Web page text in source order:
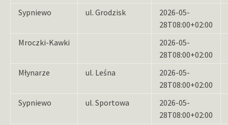
Sypniewo
ul. Grodzisk
2026-05-
28T08:00+02:00
Mroczki-Kawki
2026-05-
28T08:00+02:00
Młynarze
ul. Leśna
2026-05-
28T08:00+02:00
Sypniewo
ul. Sportowa
2026-05-
28T08:00+02:00